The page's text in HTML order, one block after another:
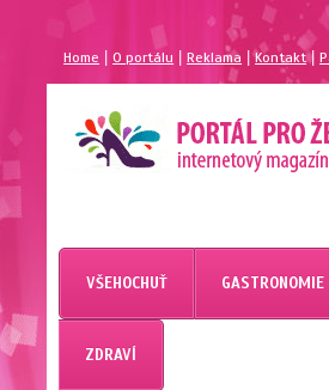
Home |O portálu Reklama Kontakt|
MAGAZÍN PRO ŽENY
PORTÁL PRO ŽENY.CZ
VŠEHOCHUŤ GASTRONOMIE
ZDRAVÍ